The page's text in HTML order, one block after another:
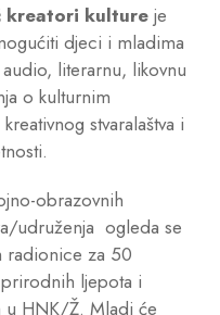
kreatori kulture je
djeci i mladima
literarnu, likovnu
o kulturnim
stvaralaštva i
obrazovnih
udruženja ogleda se
radionice za 50
ljepota i
u HNK/Ž. Mladi će